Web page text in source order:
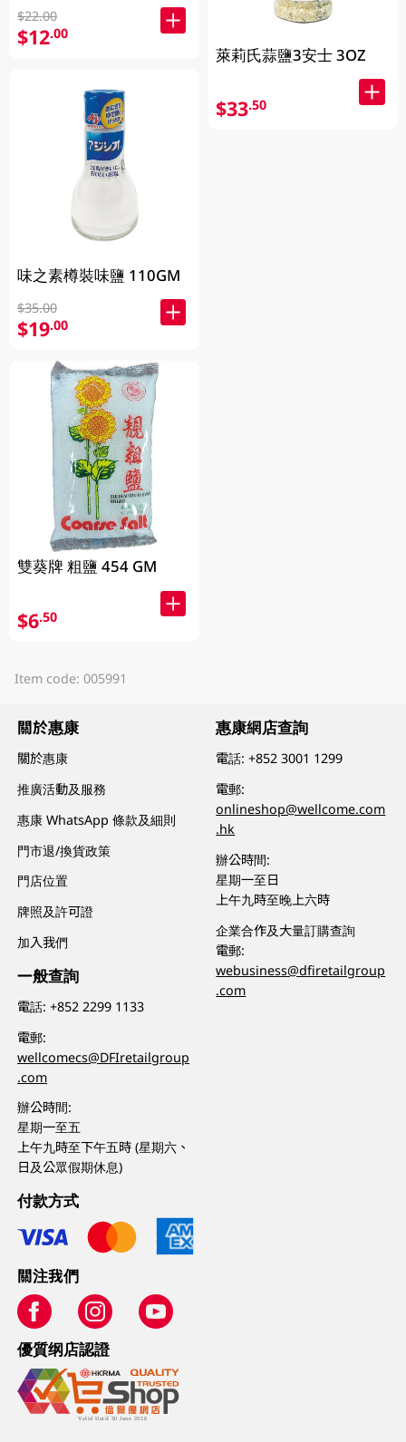
$22.00
$12.00
味之素樽裝味鹽 110GM
$35.00
$19.00
雙葵牌 粗鹽 454 GM
$6.50
萊莉氏蒜鹽3安士 3OZ
$33.50
Item code: 005991
關於惠康
關於惠康
推廣活動及服務
惠康 WhatsApp 條款及細則
門市退/換貨政策
門店位置
牌照及許可證
加入我們
一般查詢
電話:+852 2299 1133
電郵:
wellcomecs@DFIretailgroup
.com
辦公時間:
星期一至五
上午九時至下午五時 (星期六、
日及公眾假期休息)
惠康網店查詢
電話:+852 3001 1299
電郵:
onlineshop@wellcome.com
.hk
辦公時間:
星期一至日
上午九時至晚上六時
企業合作及大量訂購查詢
電郵:
webusiness@dfiretailgroup
.com
付款方式
關注我們
優質纲店認證